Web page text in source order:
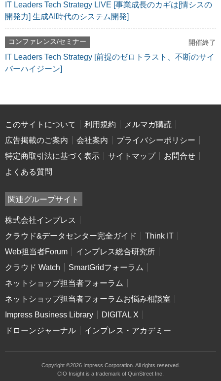
IT Leaders Tech Strategy LIVE [事業成長のカギは[情シスの
開発力] 生成AI時代のシステム開発]
コンファレンス/セミナー 開催終了
IT Leaders Tech Strategy [前提のゼロトラスト、不断のサイ
バーハイジーン]
このサイトについて 利用規約
メルマガ購読
広告掲載のご案内
会社案内
プライバシーポリシー
特定商取引法に基づく表示
サイトマップ
お問合せ
よくある質問
関連グループサイト
株式会社インプレス
クラウド&データセンター完全ガイド
Think IT
Web担当者Forum
インプレス総合研究所
クラウド Watch
SmartGridフォーラム
ネットショップ担当者フォーラム
ネットショップ担当者フォーラムお悩み相談室
Impress Business Library
DIGITAL X
ドローンジャーナル
インプレス・アカデミー
Copyright ©2026 Impress Corporation. All rights reserved.
CIO Insight is a trademark of QuinStreet Inc.